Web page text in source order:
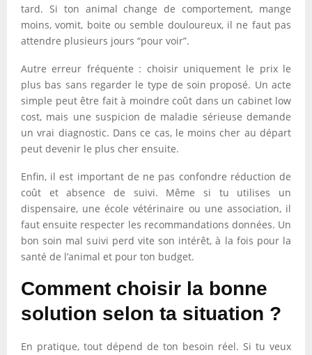
tard. Si ton animal change de comportement, mange
moins, vomit, boite ou semble douloureux, il ne faut pas
attendre plusieurs jours “pour voir”.
Autre erreur fréquente : choisir uniquement le prix le
plus bas sans regarder le type de soin proposé. Un acte
simple peut être fait à moindre coût dans un cabinet low
cost, mais une suspicion de maladie sérieuse demande
un vrai diagnostic. Dans ce cas, le moins cher au départ
peut devenir le plus cher ensuite.
Enfin, il est important de ne pas confondre réduction de
coût et absence de suivi. Même si tu utilises un
dispensaire, une école vétérinaire ou une association, il
faut ensuite respecter les recommandations données. Un
bon soin mal suivi perd vite son intérêt, à la fois pour la
santé de l’animal et pour ton budget.
Comment choisir la bonne
solution selon ta situation ?
En pratique, tout dépend de ton besoin réel. Si tu veux